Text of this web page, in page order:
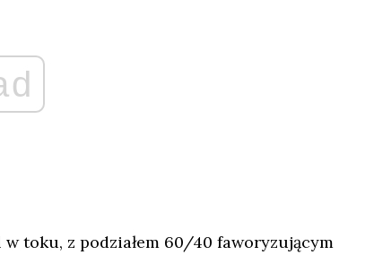
toku, z podziałem 60/40 faworyzującym